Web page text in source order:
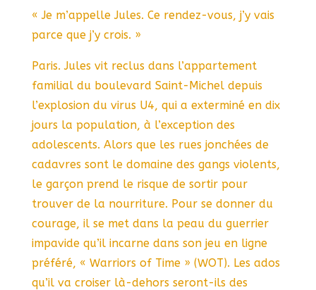
« Je m’appelle Jules. Ce rendez-vous, j’y vais
parce que j’y crois. »
Paris. Jules vit reclus dans l’appartement
familial du boulevard Saint-Michel depuis
l’explosion du virus U4, qui a exterminé en dix
jours la population, à l’exception des
adolescents. Alors que les rues jonchées de
cadavres sont le domaine des gangs violents,
le garçon prend le risque de sortir pour
trouver de la nourriture. Pour se donner du
courage, il se met dans la peau du guerrier
impavide qu’il incarne dans son jeu en ligne
préféré, « Warriors of Time » (WOT). Les ados
qu’il va croiser là-dehors seront-ils des